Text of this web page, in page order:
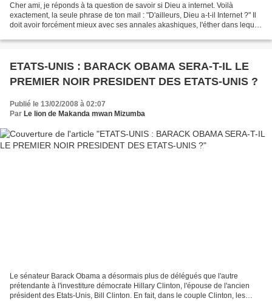
Cher ami, je réponds à ta question de savoir si Dieu a internet. Voilà
exactement, la seule phrase de ton mail : "D'ailleurs, Dieu a-t-il Internet ?" Il
doit avoir forcément mieux avec ses annales akashiques, l'éther dans lequel
ETATS-UNIS : BARACK OBAMA SERA-T-IL LE
PREMIER NOIR PRESIDENT DES ETATS-UNIS ?
Publié le 13/02/2008 à 02:07
Par Le lion de Makanda mwan Mizumba
Le sénateur Barack Obama a désormais plus de délégués que l'autre
prétendante à l'investiture démocrate Hillary Clinton, l'épouse de l'ancien
président des Etats-Unis, Bill Clinton. En fait, dans le couple Clinton, les